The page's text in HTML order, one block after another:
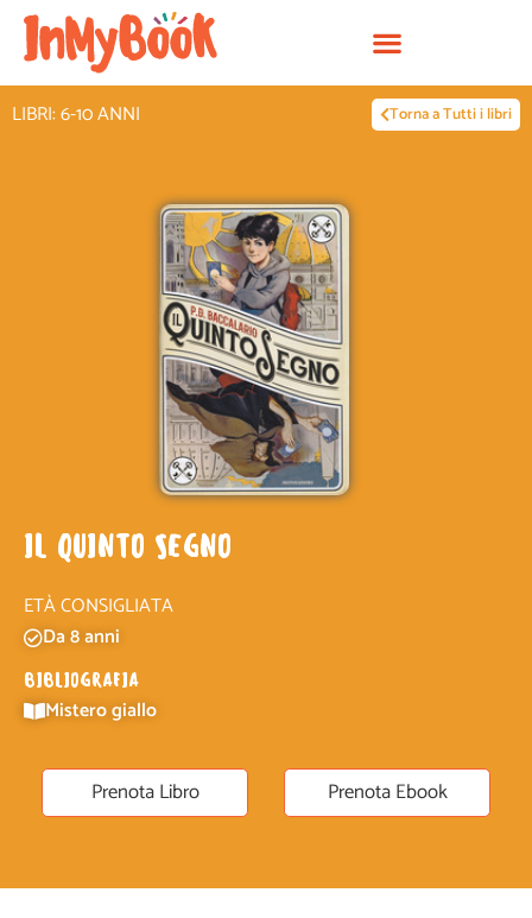
Vai
contenuto
LIBRI: 6-10 ANNI Torna a Tutti i libri
IL QUINTO SEGNO
ETÀ CONSIGLIATA
Da 8 anni
BIBLIOGRAFIA
Mistero giallo
Prenota Libro Prenota Ebook